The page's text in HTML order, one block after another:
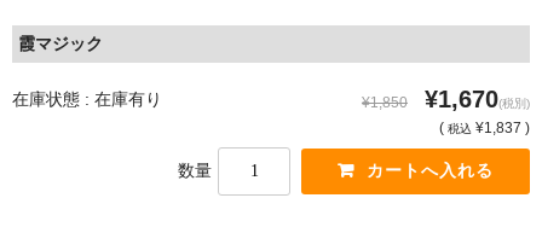
霞マジック
在庫状態 : 在庫有り ¥1,850 ¥1,670(税別)
( 税込 ¥1,837 )
数量